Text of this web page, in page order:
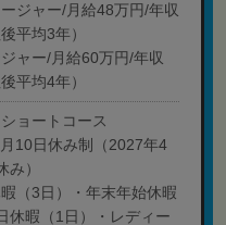
ジャー/月給48万円/年収
平均3年）
ャー/月給60万円/年収
平均4年）
ョートコース
月10日休み制（2027年4
み）
暇（3日）・年末年始休暇
休暇（1日）・レディー